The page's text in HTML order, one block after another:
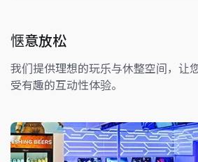
惬意放松
我们提供理想的玩乐与休整空间，让
受有趣的互动性体验。